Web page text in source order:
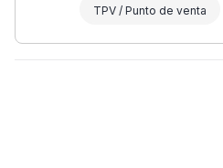
TPV / Punto de venta